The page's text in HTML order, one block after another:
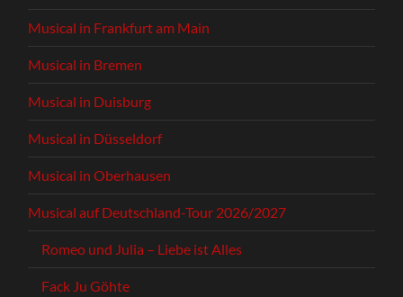
Musical in Frankfurt am Main
Musical in Bremen
Musical in Duisburg
Musical in Düsseldorf
Musical in Oberhausen
Musical auf Deutschland-Tour 2026/2027
Romeo und Julia – Liebe ist Alles
Fack Ju Göhte